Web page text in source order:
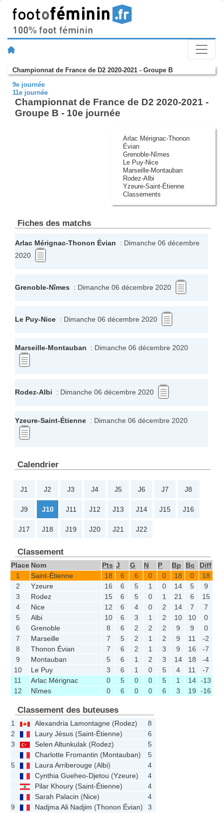
Championnat de France de D2 2020-2021 - Groupe B
9e journée
11e journée
Championnat de France de D2 2020-2021 -
Groupe B - 10e journée
Arlac Mérignac-Thonon
Évian
Grenoble-Nîmes
Le Puy-Nice
Marseille-Montauban
Rodez-Albi
Yzeure-Saint-Étienne
Classements
Fiches des matchs
Arlac Mérignac-Thonon Évian
: Dimanche 06 décembre
2020
Grenoble-Nîmes : Dimanche 06 décembre 2020
Le Puy-Nice : Dimanche 06 décembre 2020
Marseille-Montauban : Dimanche 06 décembre 2020
Rodez-Albi : Dimanche 06 décembre 2020
Yzeure-Saint-Étienne : Dimanche 06 décembre 2020
Calendrier
J1 J2 J3 J4 J5 J6 J7 J8
J9 J10 J11 J12 J13 J14 J15 J16
J17 J18 J19 J20 J21 J22
Classement
Place Nom Pts J G N P Bp Bc
Diff
1
Saint-Étienne 18 6 6 0 0 18 0
18
2
Yzeure 16 6 5 1 0 14 5
9
3
Rodez 15 6 5 0 1 21 6
15
4
Nice 12 6 4 0 2 14 7
7
5
Albi 10 6 3 1 2 10 10
0
6
Grenoble 8 6 2 2 2 9 9
0
7
Marseille 7 5 2 1 2 9 11
-2
8
Thonon Évian 7 6 2 1 3 9 16
-7
9
Montauban 5 6 1 2 3 14 18
-4
10
Le Puy 3 6 1 0 5 4 11
-7
11
Arlac Mérignac 0 5 0 0 5 1 14 -13
12
Nîmes 0 6 0 0 6 3 19 -16
Classement des buteuses
1 Alexandria Lamontagne (Rodez)
8
2
Laury Jésus (Saint-Étienne)
6
3
Selen Altunkulak (Rodez)
5
Charlotte Fromantin (Montauban)
5
5
Laura Arriberouge (Albi)
4
Cynthia Gueheo-Djetou (Yzeure)
4
Pilar Khoury (Saint-Étienne)
4
Sarah Palacin (Nice)
4
9
Nadjma Ali Nadjim (Thonon Évian)
3